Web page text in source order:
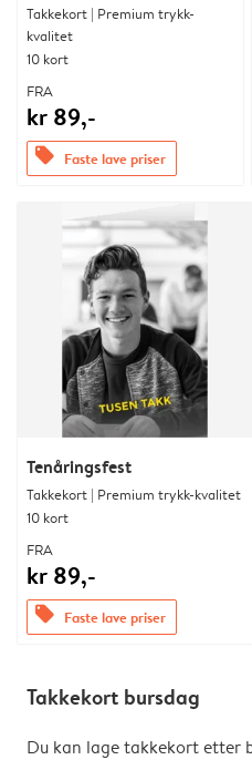
Takkekort | Premium trykk-
kvalitet
10 kort
FRA
kr 89,-
offers Faste lave priser
Tenåringsfest
Takkekort | Premium trykk-kvalitet
10 kort
FRA
kr 89,-
offers Faste lave priser
Takkekort bursdag
Du kan lage takkekort etter